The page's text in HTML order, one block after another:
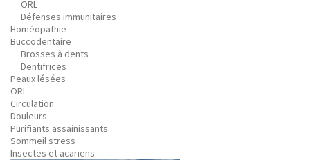
ORL
Défenses immunitaires
Homéopathie
Buccodentaire
Brosses à dents
Dentifrices
Peaux lésées
ORL
Circulation
Douleurs
Purifiants assainissants
Sommeil stress
Insectes et acariens